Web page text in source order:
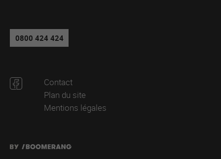
0800 424 424
Contact
Plan du site
Mentions légales